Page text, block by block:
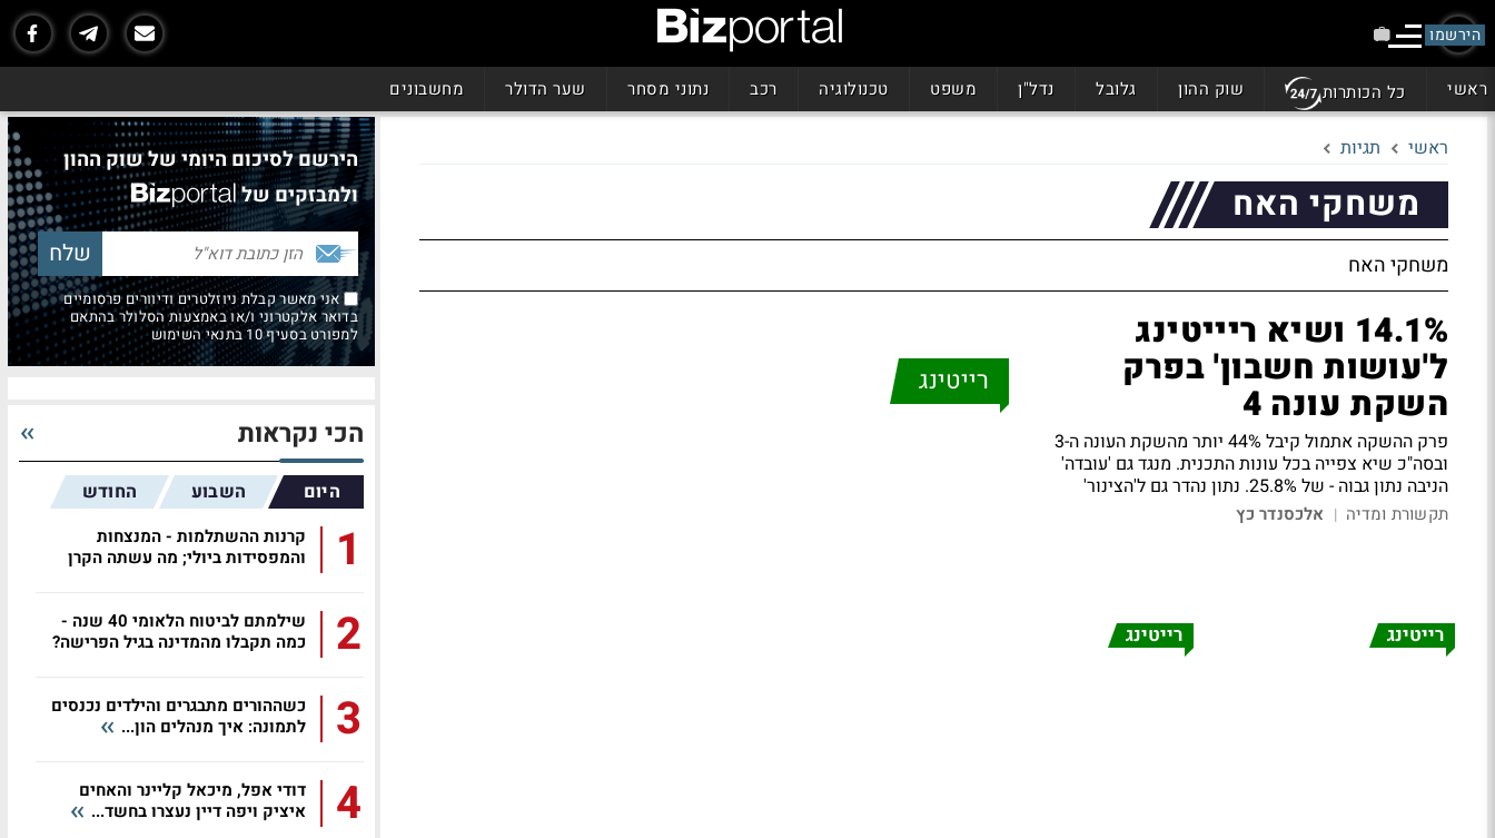
הירשמו
ראשי כל הכותרות שוק ההון גלובל נדל"ן משפט טכנולוגיה רכב נתוני מסחר שער הדולר מחשבונים
ראשי תגיות
משחקי האח
משחקי האח
14.1% ושיא ריייטינג
ל'עושות חשבון' בפרק
השקת עונה 4
פרק ההשקה אתמול קיבל 44% יותר מהשקת העונה ה-3
ובסה"כ שיא צפייה בכל עונות התכנית. מנגד גם 'עובדה'
הניבה נתון גבוה - של 25.8%. נתון נהדר גם ל'הצינור'
תקשורת ומדיה | אלכסנדר כץ
רייטינג
רייטינג רייטינג
הירשם לסיכום היומי של שוק ההון
ולמבזקים של
אני מאשר קבלת ניוזלטרים ודיוורים פרסומיים
בדואר אלקטרוני ו/או באמצעות הסלולר בהתאם
למפורט בסעיף 10 בתנאי השימוש
הכי נקראות
היום השבוע החודש
1
קרנות ההשתלמות - המנצחות
והמפסידות ביולי; מה עשתה הקרן
2
שילמתם לביטוח הלאומי 40 שנה -
כמה תקבלו מהמדינה בגיל הפרישה?
3
כשההורים מתבגרים והילדים נכנסים
לתמונה: איך מנהלים הון...
4
דודי אפל, מיכאל קליינר והאחים
איציק ויפה דיין נעצרו בחשד...